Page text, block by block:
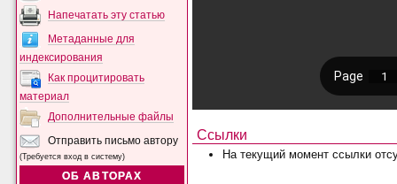
Напечатать эту статью
Метаданные для
индексирования
Как процитировать
материал
Дополнительные файлы
Отправить письмо автору
(Требуется вход в систему)
ОБ АВТОРАХ
Ссылки
На текущий момент ссылки